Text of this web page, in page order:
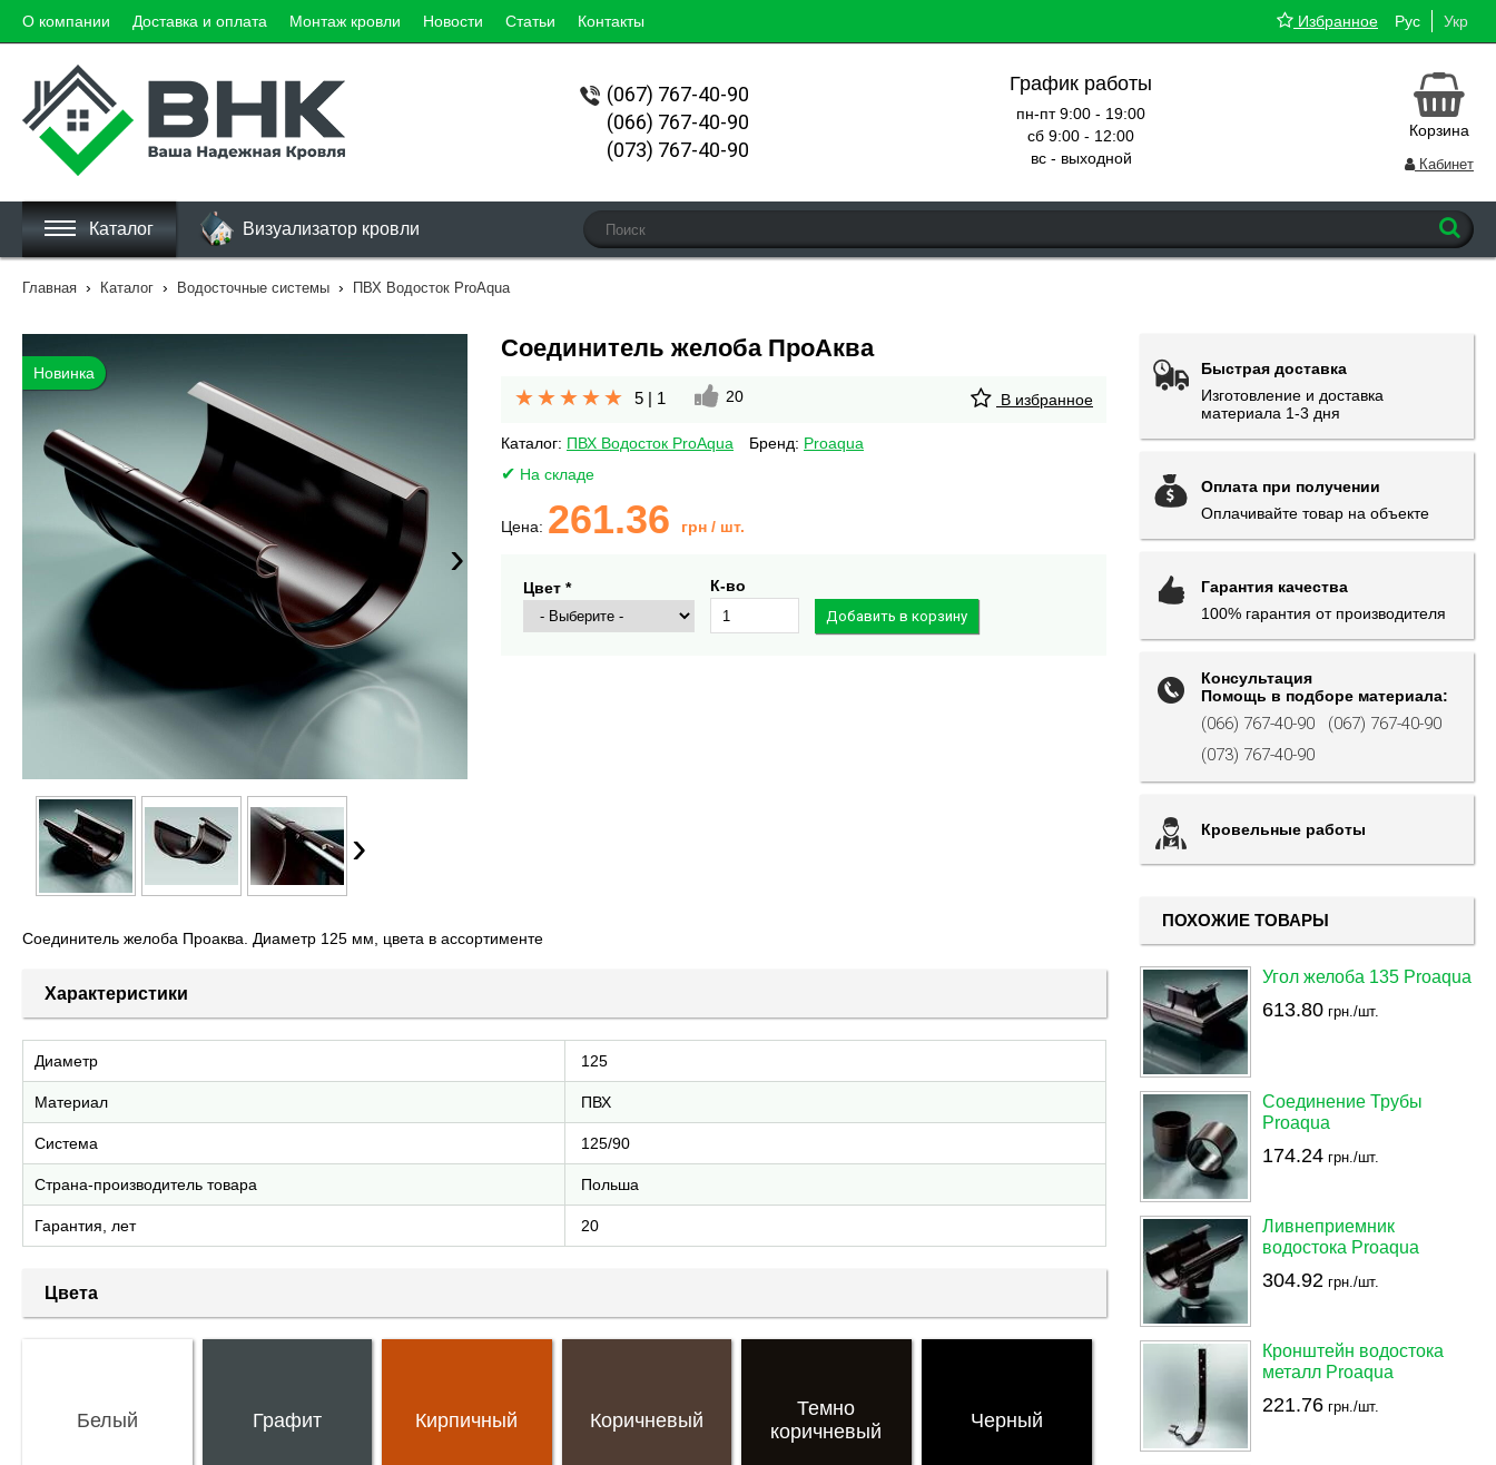
Рус Укр
Избранное
О компании Доставка и оплата Монтаж кровли Новости Статьи Контакты
(067) 767-40-90
(066) 767-40-90
(073) 767-40-90
График работы
пн-пт 9:00 - 19:00
сб 9:00 - 12:00
вс - выходной
Корзина
Кабинет
Каталог Визуализатор кровли
Главная › Каталог › Водосточные системы › ПВХ Водосток ProAqua
›
›
Новинка
Соединитель желоба ПроАква
5 | 1 20 В избранное
Каталог: ПВХ Водосток ProAqua Бренд: Proaqua
На складе
Цена: 261.36 грн / шт.
Цвет * К-во
Соединитель желоба Проаква. Диаметр 125 мм, цвета в ассортименте
Характеристики
Диаметр 125
Материал ПВХ
Система 125/90
Страна-производитель товара Польша
Гарантия, лет 20
Цвета
Белый Графит Кирпичный Коричневый
Темно
коричневый
Черный
Быстрая доставка
Изготовление и доставка
материала 1-3 дня
Оплата при получении
Оплачивайте товар на объекте
Гарантия качества
100% гарантия от производителя
Консультация
Помощь в подборе материала:
(066) 767-40-90
(067) 767-40-90
(073) 767-40-90
Кровельные работы
ПОХОЖИЕ ТОВАРЫ
Угол желоба 135 Proaqua
613.80 грн./шт.
Соединение Трубы
Proaqua
174.24 грн./шт.
Ливнеприемник
водостока Proaqua
304.92 грн./шт.
Кронштейн водостока
металл Proaqua
221.76 грн./шт.